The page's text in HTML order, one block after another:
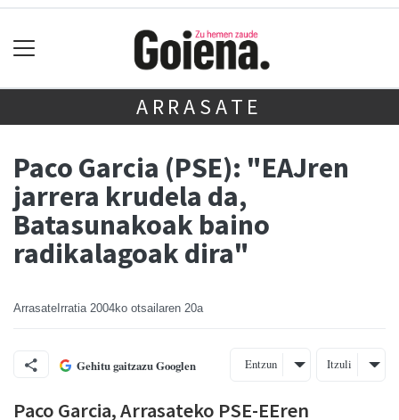
ARRASATE
Paco Garcia (PSE): "EAJren
jarrera krudela da,
Batasunakoak baino
radikalagoak dira"
ArrasateIrratia 2004ko otsailaren 20a
Gehitu gaitzazu Googlen Entzun Itzuli
Paco Garcia, Arrasateko PSE-EEren